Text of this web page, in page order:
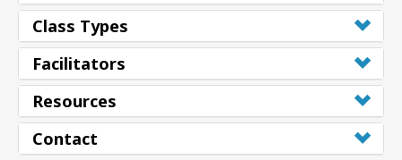
Class Types
Facilitators
Resources
Contact